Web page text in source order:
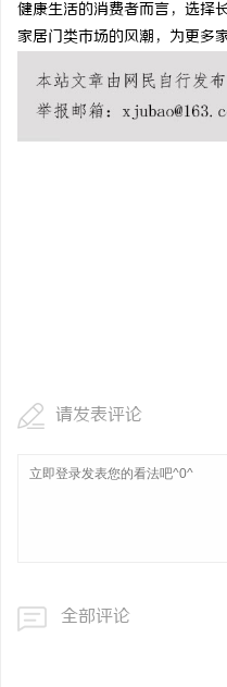
健康生活的消费者而言，选择
家居门类市场的风潮，为更多
请发表评论
全部评论